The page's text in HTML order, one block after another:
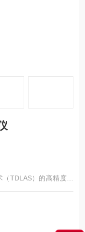
TDLAS）的高精度、
的怀特池可提供长达 1
种要求严格的气体分析